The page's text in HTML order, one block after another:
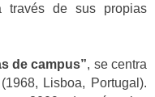
de sus propias
de campus”, se centra
(1968, Lisboa, Portugal).